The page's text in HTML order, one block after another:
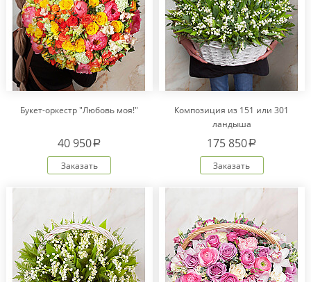
Букет-оркестр "Любовь моя!"
40 950a
Заказать
Композиция из 151 или 301
ландыша
175 850a
Заказать